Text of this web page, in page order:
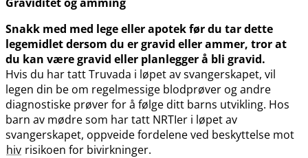
Snakk med med lege eller apotek før du tar dette
legemidlet dersom du er gravid eller ammer, tror at
du kan være gravid eller planlegger å bli gravid.
Hvis du har tatt Truvada i løpet av svangerskapet, vil
legen din be om regelmessige blodprøver og andre
diagnostiske prøver for å følge ditt barns utvikling. Hos
barn av mødre som har tatt NRTIer i løpet av
svangerskapet, oppveide fordelene ved beskyttelse mot
hiv risikoen for bivirkninger.